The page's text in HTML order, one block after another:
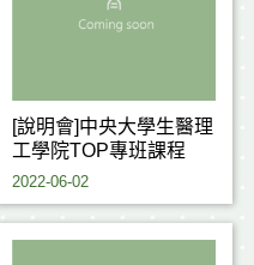
[說明會]中央大學生醫理
工學院TOP專班課程
2022-06-02